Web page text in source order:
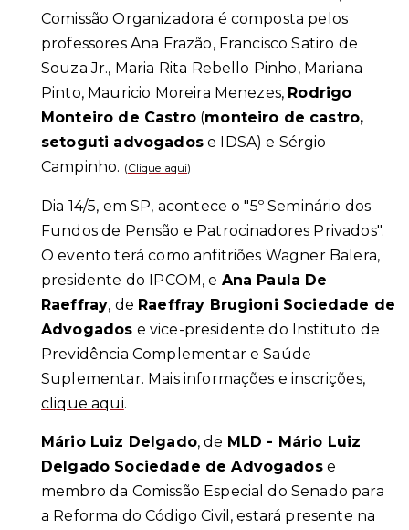
Comissão Organizadora é composta pelos
professores Ana Frazão, Francisco Satiro de
Souza Jr., Maria Rita Rebello Pinho, Mariana
Pinto, Mauricio Moreira Menezes, Rodrigo
Monteiro de Castro(monteiro de castro,
setoguti advogadose IDSA) e Sérgio
Campinho. (Clique aqui)
Dia 14/5, em SP, acontece o "5º Seminário dos
Fundos de Pensão e Patrocinadores Privados".
O evento terá como anfitriões Wagner Balera,
presidente do IPCOM, e Ana Paula De
Raeffray, de Raeffray Brugioni Sociedade de
Advogados e vice-presidente do Instituto de
Previdência Complementar e Saúde
Suplementar. Mais informações e inscrições,
clique aqui.
Mário Luiz Delgado, de MLD - Mário Luiz
Delgado Sociedade de Advogadose
membro da Comissão Especial do Senado para
a Reforma do Código Civil, estará presente na